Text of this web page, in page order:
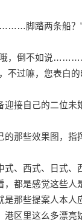
………脚踏两条船？
，倒不如说
不过嘛，您表白
接自己的二位未
那些效果图，指
、西式、日式
都是感觉这些人
那些提案人本人
区里这么多漂